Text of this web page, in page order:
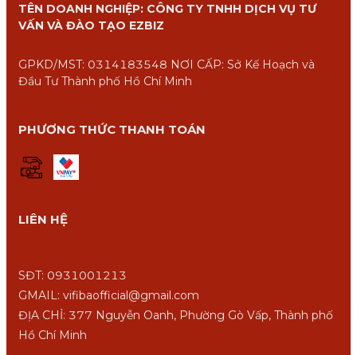
LIÊN HỆ
SĐT: 0931001213
GMAIL: vifibaofficial@gmail.com
ĐỊA CHỈ: 377 Nguyễn Oanh, Phường Gò Vấp, Thành phố
Hồ Chí Minh
TÊN DOANH NGHIỆP: CÔNG TY TNHH DỊCH VỤ TƯ
VẤN VÀ ĐÀO TẠO EZBIZ
GPKD/MST: 0314183548 NƠI CẤP: Sở Kế Hoạch và
Đầu Tư Thành phố Hồ Chí Minh
PHƯƠNG THỨC THANH TOÁN